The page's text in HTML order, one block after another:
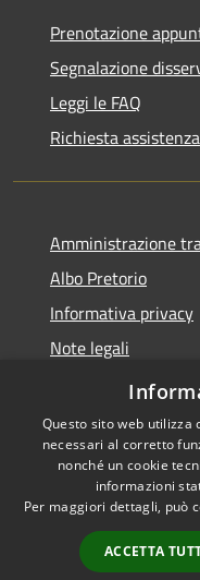
Prenotazione
Segnalazione
Leggi le FAQ
Richiesta assistenza
Amministrazione
Albo Pretorio
Informativa privacy
Note legali
Dichiarazione di
Accessibilità
Questo sito web
necessari al corretto
nonché un cookie
informazioni
Per maggiori dettagli, può
ACCETTA